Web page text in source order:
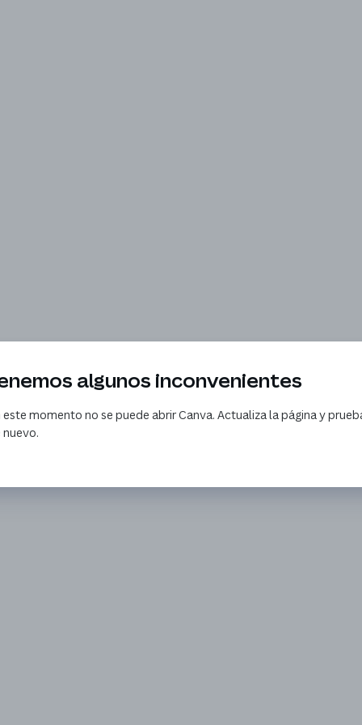
algunos inconvenientes
este momento no se puede abrir Canva. Actualiza la página y
nuevo.